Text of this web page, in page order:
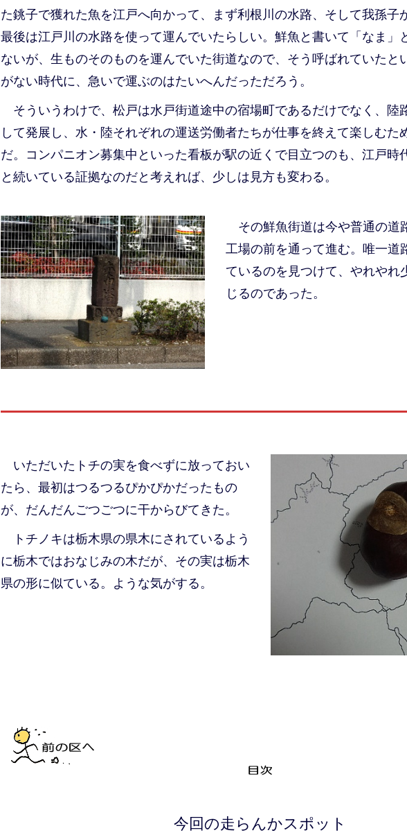
た銚子で獲れた魚を江戸へ向かって、まず利根川の水路、そして我孫子
最後は江戸川の水路を使って運んでいたらしい。鮮魚と書いて「なま」
ないが、生ものそのものを運んでいた街道なので、そう呼ばれていたと
がない時代に、急いで運ぶのはたいへんだっただろう。
そういうわけで、松戸は水戸街道途中の宿場町であるだけでなく、陸
して発展し、水・陸それぞれの運送労働者たちが仕事を終えて楽しむた
だ。コンパニオン募集中といった看板が駅の近くで目立つのも、江戸時
と続いている証拠なのだと考えれば、少しは見方も変わる。
その鮮魚街道は今や普通の道
工場の前を通って進む。唯一道
ているのを見つけて、やれやれ
じるのであった。
いただいたトチの実を食べずに放っておい
たら、最初はつるつるぴかぴかだったもの
が、だんだんごつごつに干からびてきた。
トチノキは栃木県の県木にされているよう
に栃木ではおなじみの木だが、その実は栃木
県の形に似ている。ような気がする。
今回の走らんかスポット